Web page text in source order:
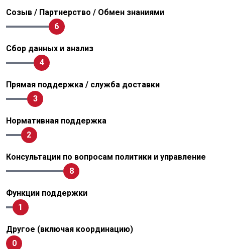
Созыв / Партнерство / Обмен знаниями
6
Сбор данных и анализ
4
Прямая поддержка / служба доставки
3
Нормативная поддержка
2
Консультации по вопросам политики и управление
8
Функции поддержки
1
Другое (включая координацию)
0